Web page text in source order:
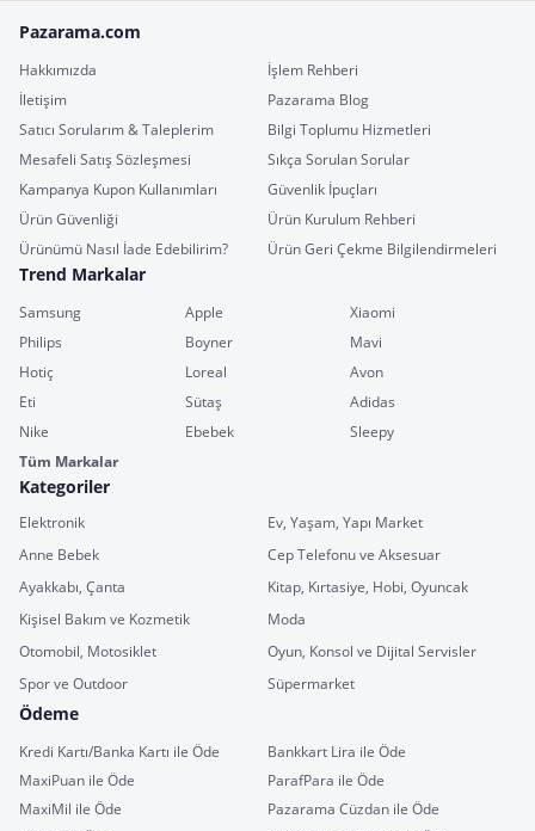
Pazarama.com
Hakkımızda
İşlem Rehberi
İletişim
Pazarama Blog
Satıcı Sorularım & Taleplerim
Bilgi Toplumu Hizmetleri
Mesafeli Satış Sözleşmesi
Sıkça Sorulan Sorular
Kampanya Kupon Kullanımları
Güvenlik İpuçları
Ürün Güvenliği
Ürün Kurulum Rehberi
Ürünümü Nasıl İade Edebilirim?
Ürün Geri Çekme Bilgilendirmeleri
Trend Markalar
Samsung Apple
Xiaomi
Philips
Boyner
Mavi
Hotiç
Loreal
Avon
Eti
Sütaş
Adidas
Nike
Ebebek
Sleepy
Tüm Markalar
Kategoriler
Elektronik
Ev, Yaşam, Yapı Market
Anne Bebek
Cep Telefonu ve Aksesuar
Ayakkabı, Çanta
Kitap, Kırtasiye, Hobi, Oyuncak
Kişisel Bakım ve Kozmetik
Moda
Otomobil, Motosiklet
Oyun, Konsol ve Dijital Servisler
Spor ve Outdoor
Süpermarket
Ödeme
Kredi Kartı/Banka Kartı ile Öde
Bankkart Lira ile Öde
MaxiPuan ile Öde
ParafPara ile Öde
MaxiMil ile Öde
Pazarama Cüzdan ile Öde